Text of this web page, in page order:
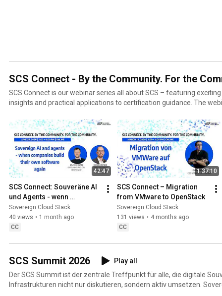
SCS Connect - By the Community. For the
SCS Connect is our webinar series all about SCS – featuring
insights and practical applications to certification guidance. The
42:47
SCS Connect: Souveräne AI
und Agents - wenn
Unternehmen ihre Software
wieder selber bauen
Sovereign Cloud Stack
40 views • 1 month ago
CC
1:37:10
SCS Connect – Migration
from VMware to OpenStack
Sovereign Cloud Stack
131 views • 4 months ago
CC
SCS Summit 2026
Play all
Der SCS Summit ist der zentrale Treffpunkt für alle, die digitale
Infrastrukturen nicht nur diskutieren, sondern aktiv umsetzen. Sovereign Cloud Stack lebt von